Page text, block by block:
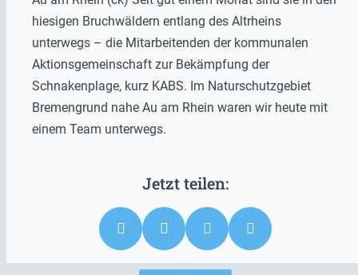
hiesigen Bruchwäldern entlang des Altrheins
unterwegs – die Mitarbeitenden der kommunalen
Aktionsgemeinschaft zur Bekämpfung der
Schnakenplage, kurz KABS. Im Naturschutzgebiet
Bremengrund nahe Au am Rhein waren wir heute mit
einem Team unterwegs.